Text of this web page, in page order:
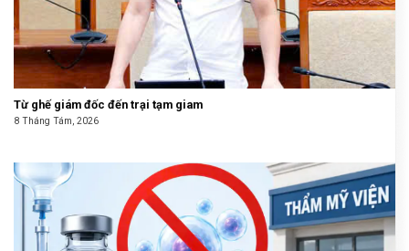
Từ ghế giám đốc đến trại tạm giam
8 Tháng Tám, 2026